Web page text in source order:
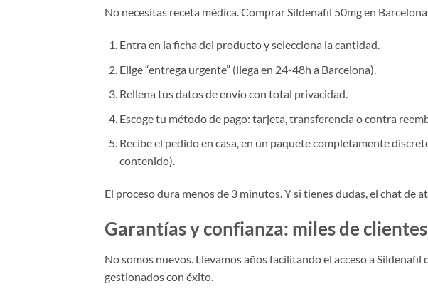
No necesitas receta médica. Comprar Sildenafil 50mg en
Entra en la ficha del producto y selecciona la cantidad.
Elige “entrega urgente” (llega en 24-48h a Barcelona).
Rellena tus datos de envío con total privacidad.
Escoge tu método de pago: tarjeta, transferencia o contra
Recibe el pedido en casa, en un paquete completamente
contenido).
El proceso dura menos de 3 minutos. Y si tienes dudas, el chat de
Garantías y confianza: miles de
No somos nuevos. Llevamos años facilitando el acceso a
gestionados con éxito.